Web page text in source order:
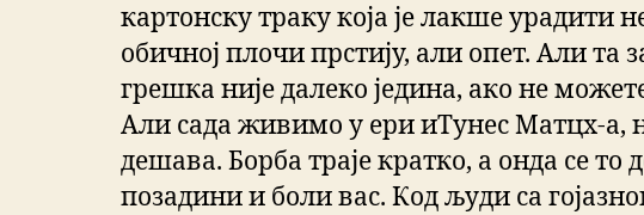
картонску траку која је лакше урадити
обичној плочи прстију, али опет. Али та
грешка није далеко једина, ако не
Али сада живимо у ери иТунес Матцх-а,
дешава. Борба траје кратко, а онда се то
позадини и боли вас. Код људи са